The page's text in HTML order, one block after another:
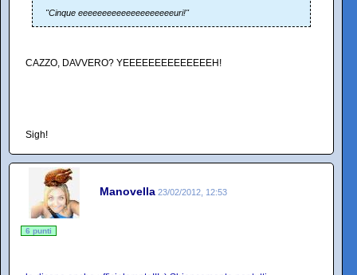
"Cinque eeeeeeeeeeeeeeeeeeeeuri!"
CAZZO, DAVVERO? YEEEEEEEEEEEEEEH!
Sigh!
Manovella 23/02/2012, 12:53
6 punti